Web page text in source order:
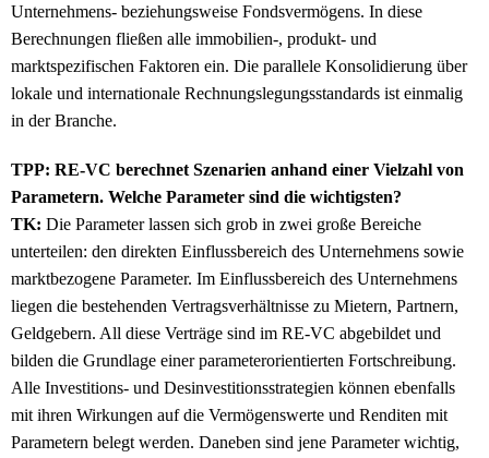
Unternehmens- beziehungsweise Fondsvermögens. In diese
Berechnungen fließen alle immobilien-, produkt- und
marktspezifischen Faktoren ein. Die parallele Konsolidierung über
lokale und internationale Rechnungslegungsstandards ist einmalig
in der Branche.
TPP: RE-VC berechnet Szenarien anhand einer Vielzahl von
Parametern. Welche Parameter sind die wichtigsten?
TK: Die Parameter lassen sich grob in zwei große Bereiche
unterteilen: den direkten Einflussbereich des Unternehmens sowie
marktbezogene Parameter. Im Einflussbereich des Unternehmens
liegen die bestehenden Vertragsverhältnisse zu Mietern, Partnern,
Geldgebern. All diese Verträge sind im RE-VC abgebildet und
bilden die Grundlage einer parameterorientierten Fortschreibung.
Alle Investitions- und Desinvestitionsstrategien können ebenfalls
mit ihren Wirkungen auf die Vermögenswerte und Renditen mit
Parametern belegt werden. Daneben sind jene Parameter wichtig,